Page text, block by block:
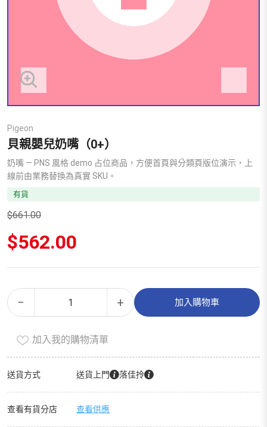
Pigeon
貝親嬰兒奶嘴（0+）
奶嘴 — PNS 風格 demo 占位商品，方便首頁與分類頁版位演示，上
線前由業務替換為真實 SKU。
有貨
$661.00
原
始
$661.00。
$562.00
價
格：
$562.00。
−
貝
親
奶
嘴
量
+ 加入購物車
Alternative:
加入我的購物清單
送貨方式 送貨上門 落佳拎
查看有貨分店 查看供應